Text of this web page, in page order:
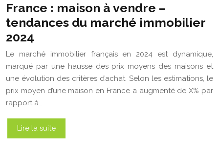
France : maison à vendre –
tendances du marché immobilier
2024
Le marché immobilier français en 2024 est dynamique,
marqué par une hausse des prix moyens des maisons et
une évolution des critères d’achat. Selon les estimations, le
prix moyen d’une maison en France a augmenté de X% par
rapport à…
Lire la suite